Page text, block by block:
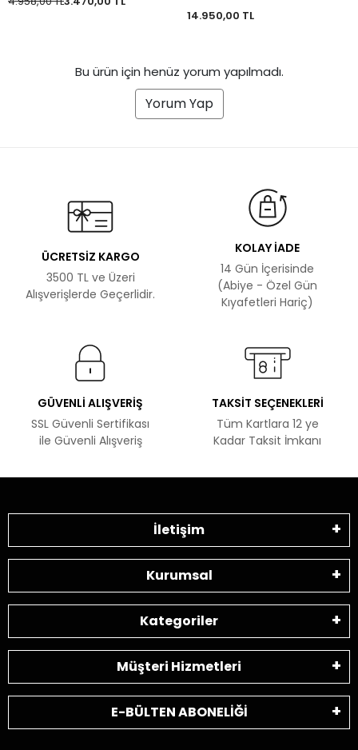
14.950,00 TL
Bu ürün için henüz yorum yapılmadı.
Yorum Yap
ÜCRETSİZ KARGO
3500 TL ve Üzeri
Alışverişlerde Geçerlidir.
KOLAY İADE
14 Gün İçerisinde
(Abiye - Özel Gün
Kıyafetleri Hariç)
GÜVENLİ ALIŞVERİŞ
SSL Güvenli Sertifikası
ile Güvenli Alışveriş
TAKSİT SEÇENEKLERİ
Tüm Kartlara 12 ye
Kadar Taksit İmkanı
İletişim
Kurumsal
Kategoriler
Müşteri Hizmetleri
E-BÜLTEN ABONELİĞİ